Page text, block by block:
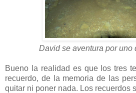
David se aventura por uno
Bueno la realidad es que los tres
recuerdo, de la memoria de las
quitar ni poner nada. Los recuerdos